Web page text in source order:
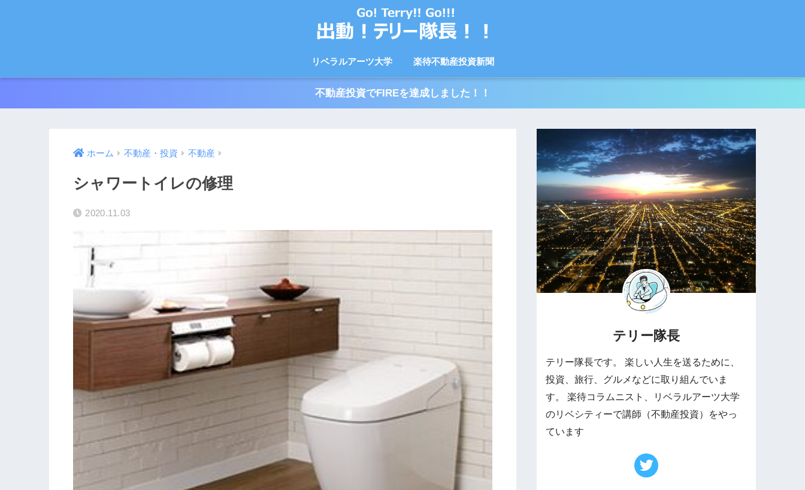
リベラルアーツ大学 楽待不動産投資新聞
不動産投資でFIREを達成しました！！
ホーム 不動産・投資 不動産
シャワートイレの修理
2020.11.03
テリー隊長
テリー隊長です。 楽しい人生を送るために、
投資、旅行、グルメなどに取り組んでいま
す。 楽待コラムニスト、リベラルアーツ大学
のリベシティーで講師（不動産投資）をやっ
ています